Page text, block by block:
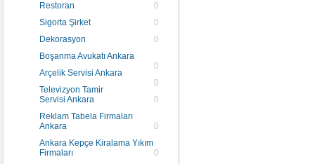
Restoran
0
Sigorta Şirket
0
Dekorasyon
0
Boşanma Avukatı Ankara
0
Arçelik Servisi Ankara
0
Televizyon Tamir
Servisi Ankara
0
Reklam Tabela Firmaları
Ankara
0
Ankara Kepçe Kiralama Yıkım
Firmaları
0